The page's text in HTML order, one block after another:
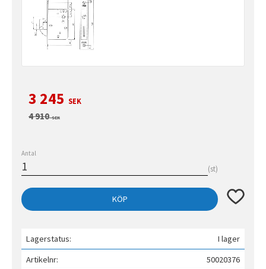
Nedsatt pris:
3 245 SEK
Ordinarie pris:
4 910SEK
Antal
st
KÖP Lägg till
Lagerstatus
I lager
Artikelnr
50020376